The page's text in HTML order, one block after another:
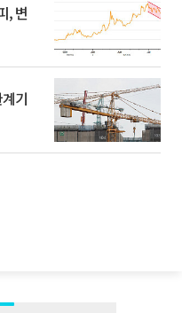
, 변
기